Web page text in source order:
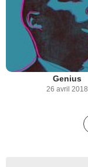
Genius
26 avril 2018